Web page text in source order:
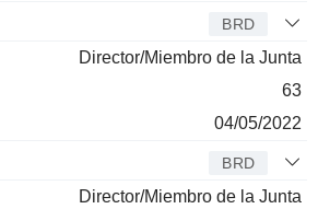
BRD
Director/Miembro de la Junta
63
04/05/2022
BRD
Director/Miembro de la Junta